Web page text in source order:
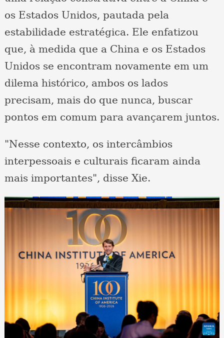
os Estados Unidos, pautada pela
estabilidade estratégica. Ele enfatizou
que, à medida que a China e os Estados
Unidos se encontram novamente em um
dilema histórico, ambos os lados
precisam, mais do que nunca, buscar
pontos em comum para avançarem juntos.
"Nesse contexto, os intercâmbios
interpessoais e culturais ficaram ainda
mais importantes", disse Xie.